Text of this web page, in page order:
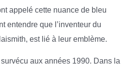
appelé cette nuance de bleu
entendre que l’inventeur du
est lié à leur emblème.
aux années 1990. Dans la